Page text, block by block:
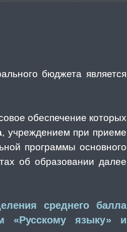
бюджета является
обеспечение которых
, учреждением при приеме
программы основного
об образовании далее
среднего балла
«Русскому языку» и